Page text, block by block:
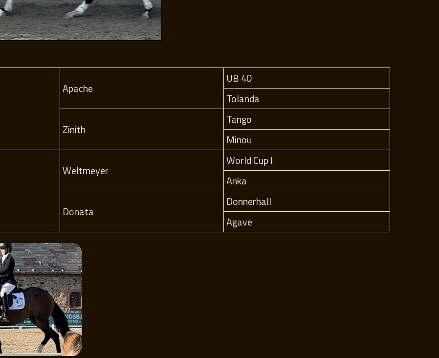
Apache
UB 40
Tolanda
Zinith
Tango
Minou
Weltmeyer
World Cup I
Anka
Donata
Donnerhall
Agave